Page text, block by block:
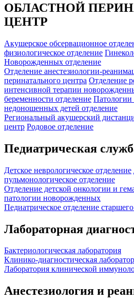
ОБЛАСТНОЙ
ЦЕНТР
Акушерское обсервационное
физиологическое отделение
Новорожденных отделение
Отделение анестезиологии-
перинатального центра Отделение
интенсивной терапии
беременности отделение
недоношенных детей отделение
Региональный акушерский
центр Родовое отделение
Педиатрическая
Детское неврологическое отделение
пульмонологическое отделение
Отделение детской онкологии и
патологии новорожденных
Педиатрическое отделение старшего
Лабораторная
Бактериологическая лаборатория
Клинико-диагностическая
Лаборатория клинической
Анестезиология и